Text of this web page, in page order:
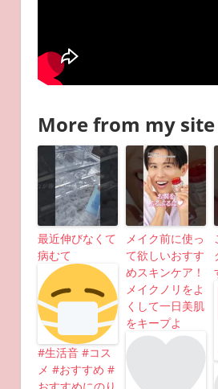
More from my site
最近伸びなくて
病むて
#生活音 #コス
メ #おすすめ #
メイク前に使っ
て欲しいおすす
めスキンケア！
メイクノリをよ
くして一日美肌
をキープよ